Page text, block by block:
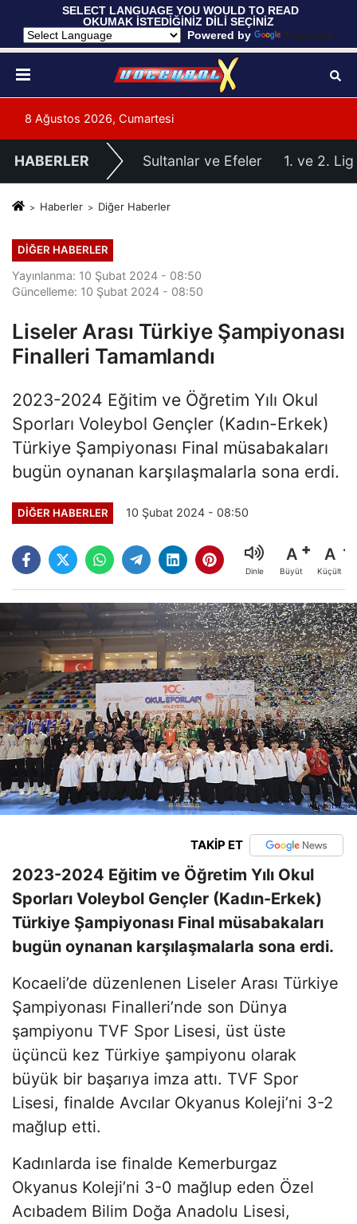
SELECT LANGUAGE YOU WOULD TO READ
OKUMAK İSTEDİĞİNİZ DİLİ SEÇİNİZ
Powered by
Translate
8 Ağustos 2026, Cumartesi
HABERLER Sultanlar ve Efeler 1. ve 2. Lig
Haberler Diğer Haberler
DIĞER HABERLER
Yayınlanma: 10 Şubat 2024 - 08:50
Güncelleme: 10 Şubat 2024 - 08:50
Liseler Arası Türkiye Şampiyonası
Finalleri Tamamlandı
2023-2024 Eğitim ve Öğretim Yılı Okul
Sporları Voleybol Gençler (Kadın-Erkek)
Türkiye Şampiyonası Final müsabakaları
bugün oynanan karşılaşmalarla sona erdi.
DIĞER HABERLER 10 Şubat 2024 - 08:50
Dinle
A
Büyüt
A
Küçült
TAKİP ET
2023-2024 Eğitim ve Öğretim Yılı Okul
Sporları Voleybol Gençler (Kadın-Erkek)
Türkiye Şampiyonası Final müsabakaları
bugün oynanan karşılaşmalarla sona erdi.
Kocaeli’de düzenlenen Liseler Arası Türkiye
Şampiyonası Finalleri’nde son Dünya
şampiyonu TVF Spor Lisesi, üst üste
üçüncü kez Türkiye şampiyonu olarak
büyük bir başarıya imza attı. TVF Spor
Lisesi, finalde Avcılar Okyanus Koleji’ni 3-2
mağlup etti.
Kadınlarda ise finalde Kemerburgaz
Okyanus Koleji’ni 3-0 mağlup eden Özel
Acıbadem Bilim Doğa Anadolu Lisesi,